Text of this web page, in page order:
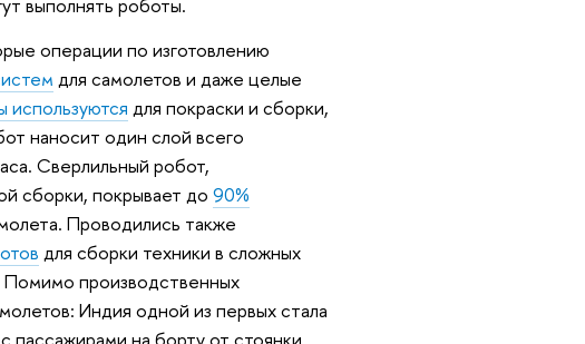
выполнять роботы.
операции по изготовлению
для самолетов и даже целые
используются для покраски и сборки,
наносит один слой всего
Сверлильный робот,
сборки, покрывает до90%
Проводились также
для сборки техники в сложных
производственных
Индия одной из первых стала
пассажирами на борту от стоянки